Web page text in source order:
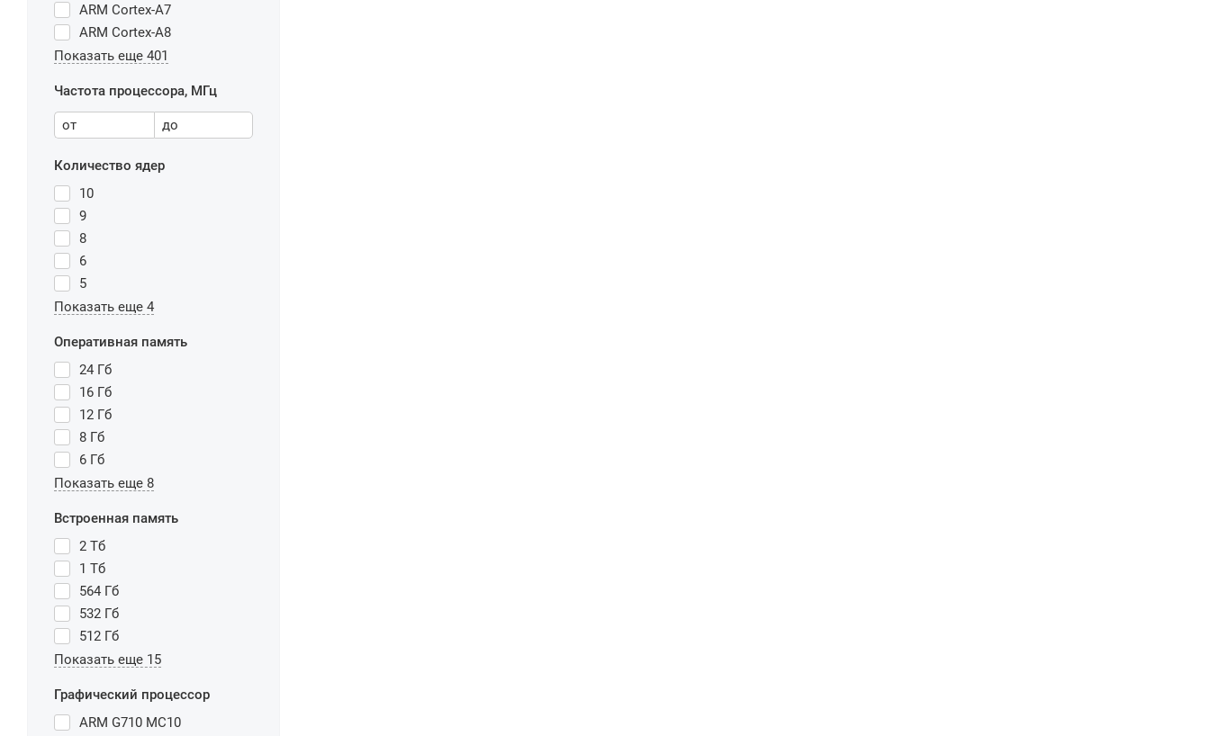
ARM Cortex-A7
ARM Cortex-A8
Показать еще 401
Частота процессора, МГц
от до
Количество ядер
10
9
8
6
5
Показать еще 4
Оперативная память
24 Гб
16 Гб
12 Гб
8 Гб
6 Гб
Показать еще 8
Встроенная память
2 Тб
1 Тб
564 Гб
532 Гб
512 Гб
Показать еще 15
Графический процессор
ARM G710 MC10